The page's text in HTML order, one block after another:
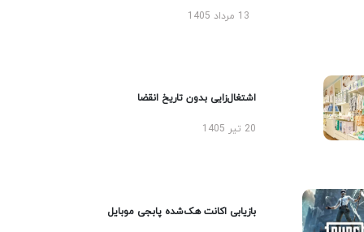
13 مرداد 1405
اشتغال‌زایی بدون تاریخ انقضا
20 تیر 1405
بازیابی اکانت هک‌شده پابجی موبایل